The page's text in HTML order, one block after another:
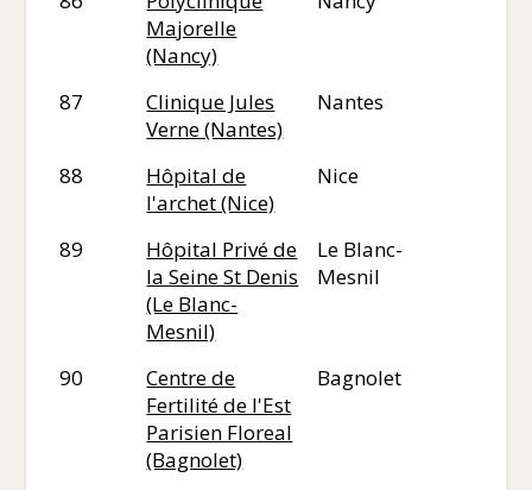
Majorelle
(Nancy)
87
Clinique Jules
Verne (Nantes)
Nantes
88
Hôpital de
l'archet (Nice)
Nice
89
Hôpital Privé de
la Seine St Denis
(Le Blanc-
Mesnil)
Le Blanc-
Mesnil
90
Centre de
Fertilité de l'Est
Parisien Floreal
(Bagnolet)
Bagnolet